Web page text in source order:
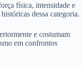
física, intensidade e
dessa categoria.
e costumam
em confrontos